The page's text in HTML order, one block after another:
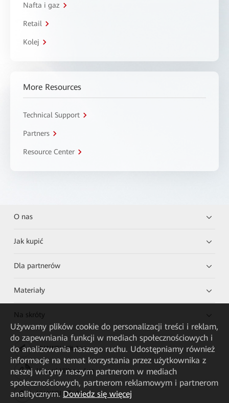
Nafta i gaz
Retail
Kolej
More Resources
Technical Support
Partners
Resource Center
O nas
Jak kupić
Dla partnerów
Materiały
Na skróty
HUAWEI eKit App
Huawei HiKnow App
HUAWEI eFly App
Używamy plików cookie do personalizacji treści i reklam,
do zapewniania funkcji w mediach społecznościowych i
do analizowania naszego ruchu. Udostępniamy również
informacje na temat korzystania przez użytkownika z
naszej witryny naszym partnerom w mediach
społecznościowych, partnerom reklamowym i partnerom
analitycznym. Dowiedz się więcej